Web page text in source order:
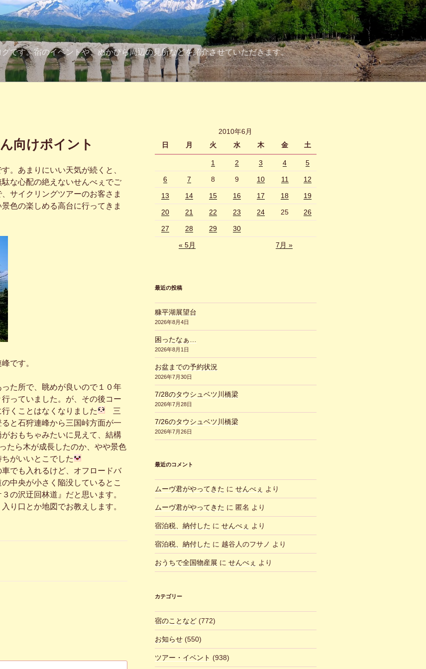
です。宿のイベントや、ぬかびら周辺の見所などを紹介させていただきます。
向けポイント
。あまりにいい天気が続くと、
な心配の絶えないせんべぇでご
サイクリングツアーのお客さま
色の楽しめる高台に行ってきま
です。
た所で、眺めが良いので１０年
っていました。が、その後コー
くことはなくなりました
三
と石狩連峰から三国峠方面が一
おもちゃみたいに見えて、結構
たら木が成長したのか、やや景色
がいいとこでした
でも入れるけど、オフロードバ
中央が小さく陥没しているとこ
の沢迂回林道』だと思います。
り口とか地図でお教えします。
2010年6月
日
月 火 水 木 金 土
1 2 3 4 5
6 7 8 9 10 11 12
13 14 15 16 17 18 19
20 21 22 23 24 25 26
27 28 29 30
« 5月 7月 »
最近の投稿
糠平湖展望台
2026年8月4日
困ったなぁ…
2026年8月1日
お盆までの予約状況
2026年7月30日
7/28のタウシュベツ川橋梁
2026年7月28日
7/26のタウシュベツ川橋梁
2026年7月26日
最近のコメント
ムーヴ君がやってきた に せんべぇ より
ムーヴ君がやってきた に 匿名 より
宿泊税、納付した に せんべぇ より
宿泊税、納付した に 越谷人のフサノ より
おうちで全国物産展 に せんべぇ より
カテゴリー
宿のことなど(772)
お知らせ(550)
ツアー・イベント (938)